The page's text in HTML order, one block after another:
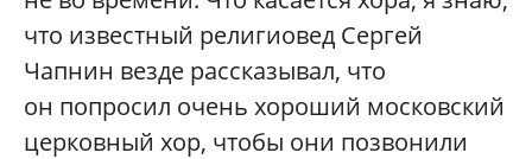
что известный религиовед Сергей
Чапнин везде рассказывал, что
он попросил очень хороший московский
церковный хор, чтобы они позвонили